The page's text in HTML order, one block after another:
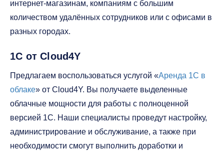
интернет-магазинам, компаниям с большим
количеством удалённых сотрудников или с офисами в
разных городах.
1С от Cloud4Y
Предлагаем воспользоваться услугой «Аренда 1С в
облаке» от Cloud4Y. Вы получаете выделенные
облачные мощности для работы с полноценной
версией 1С. Наши специалисты проведут настройку,
администрирование и обслуживание, а также при
необходимости смогут выполнить доработки и